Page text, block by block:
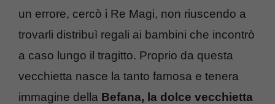
un errore, cercò i Re Magi, non riuscendo a
trovarli distribuì regali ai bambini che incontrò
a caso lungo il tragitto. Proprio da questa
vecchietta nasce la tanto famosa e tenera
immagine della Befana, la dolce vecchietta